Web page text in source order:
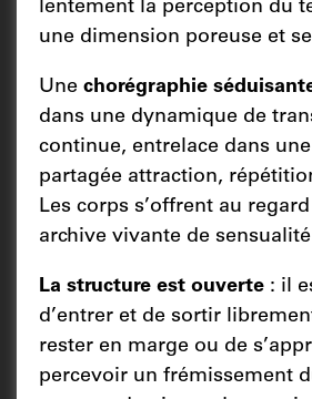
lentement la perception du
une dimension poreuse et
Une chorégraphie
dans une dynamique de
continue, entrelace dans
partagée attraction,
Les corps s’offrent au
archive vivante de
La structure est ouverte : il
d’entrer et de sortir
rester en marge ou de
percevoir un frémissement